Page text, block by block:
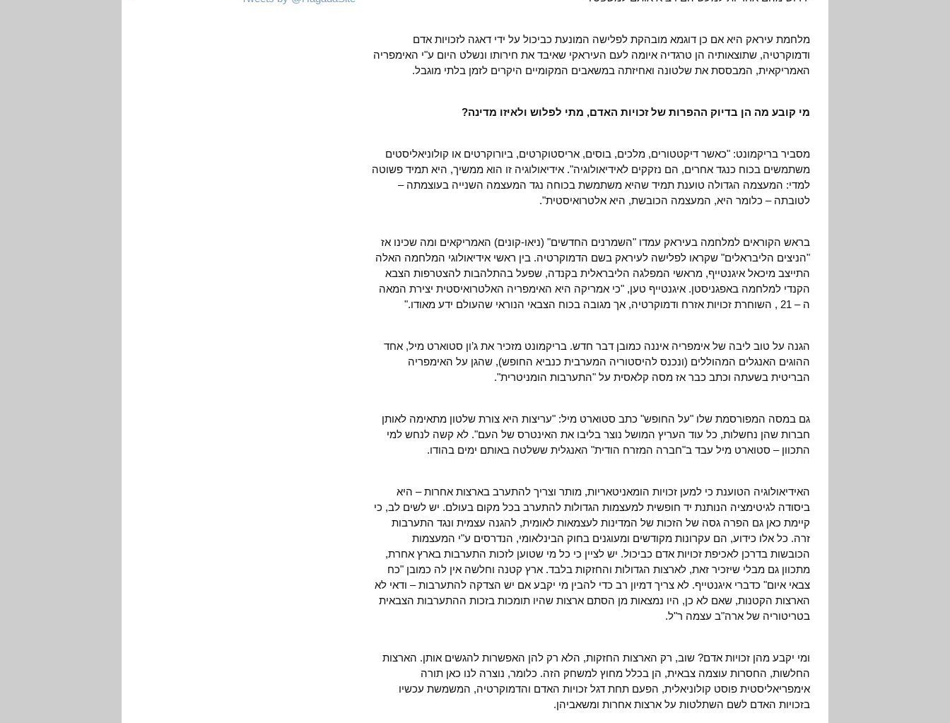
מלחמת עיראק היא אם כן דוגמא מובהקת לפלישה המונעת כביכול על ידי דאגה לזכויות אדם
ודמוקרטיה, שתוצאותיה הן טרגדיה איומה לעם העיראקי שאיבד את חירותו ונשלט היום ע"י האימפריה
האמריקאית, המבססת את שלטונה ואחיזתה במשאבים המקומיים היקרים לזמן בלתי מוגבל.
מי קובע מה הן בדיוק ההפרות של זכויות האדם, מתי לפלוש ולאיזו מדינה?
מסביר בריקמונט: "כאשר דיקטטורים, מלכים, בוסים, אריסטוקרטים, ביורוקרטים או קולוניאליסטים
משתמשים בכוח כנגד אחרים, הם נזקקים לאידיאולוגיה". אידיאולוגיה זו הוא ממשיך, היא תמיד פשוטה
למדי: המעצמה הגדולה טוענת תמיד שהיא משתמשת בכוחה נגד המעצמה השנייה בעוצמתה –
לטובתה – כלומר היא, המעצמה הכובשת, היא אלטרואיסטית".
בראש הקוראים למלחמה בעיראק עמדו "השמרנים החדשים" (ניאו-קונים) האמריקאים ומה שכינו אז
"הניצים הליבראלים" שקראו לפלישה לעיראק בשם הדמוקרטיה. בין ראשי אידיאולוגי המלחמה האלה
התייצב מיכאל איגנטייף, מראשי המפלגה הליבראלית בקנדה, שפעל בהתלהבות להצטרפות הצבא
הקנדי למלחמה באפגניסטן. איגנטייף טען, "כי אמריקה היא האימפריה האלטרואיסטית יצירת המאה
ה – 21 , השוחרת זכויות אזרח ודמוקרטיה, אך מגובה בכוח הצבאי הנוראי שהעולם ידע מאודו."
הגנה על טוב ליבה של אימפריה איננה כמובן דבר חדש. בריקמונט מזכיר את ג’ון סטוארט מיל, אחד
ההוגים האנגלים המהוללים (ונכנס להיסטוריה המערבית כנביא החופש), שהגן על האימפריה
הבריטית בשעתה וכתב כבר אז מסה קלאסית על "התערבות הומניטרית".
גם במסה המפורסמת שלו "על החופש" כתב סטוארט מיל: "עריצות היא צורת שלטון מתאימה לאותן
חברות שהן נחשלות, כל עוד העריץ המושל נוצר בליבו את האינטרס של העם". לא קשה לנחש למי
התכוון – סטוארט מיל עבד ב"חברה המזרח הודית" האנגלית ששלטה באותם ימים בהודו.
האידיאולוגיה הטוענת כי למען זכויות הומאניטאריות, מותר וצריך להתערב בארצות אחרות – היא
ביסודה לגיטימציה הנותנת יד חופשית למעצמות הגדולות להתערב בכל מקום בעולם. יש לשים לב, כי
קיימת כאן גם הפרה גסה של הזכות של המדינות לעצמאות לאומית, להגנה עצמית ונגד התערבות
זרה. כל אלו כידוע, הם עקרונות מקודשים ומעוגנים בחוק הבינלאומי, הנדרסים ע"י המעצמות
הכובשות בדרכן לאכיפת זכויות אדם כביכול. יש לציין כי כל מי שטוען לזכות התערבות בארץ אחרת,
מתכוון גם מבלי שיזכיר זאת, לארצות הגדולות והחזקות בלבד. ארץ קטנה וחלשה אין לה כמובן "כח
צבאי איום" כדברי איגנטייף. לא צריך דמיון רב כדי להבין מי יקבע אם יש הצדקה להתערבות – ודאי לא
הארצות הקטנות, שאם לא כן, היו נמצאות מן הסתם ארצות שהיו תומכות בזכות ההתערבות הצבאית
בטריטוריה של ארה"ב עצמה ר"ל.
ומי יקבע מהן זכויות אדם? שוב, רק הארצות החזקות, הלא רק להן האפשרות להגשים אותן. הארצות
החלשות, החסרות עוצמה צבאית, הן בכלל מחוץ למשחק הזה. כלומר, נוצרה לנו כאן תורה
אימפריאליסטית פוסט קולוניאלית, הפעם תחת דגל זכויות האדם והדמוקרטיה, המשמשת עכשיו
בזכויות האדם לשם השתלטות על ארצות אחרות ומשאביהן.